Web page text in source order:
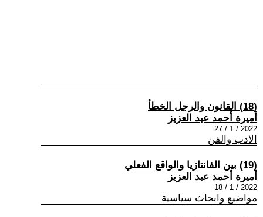
(18) القانون والرجل الخطأ
أميرة أحمد عبد العزيز
2022 / 1 / 27
الادب والفن
(19) بين الفانتازيا والواقع الفعلي
أميرة أحمد عبد العزيز
2022 / 1 / 18
مواضيع وابحاث سياسية